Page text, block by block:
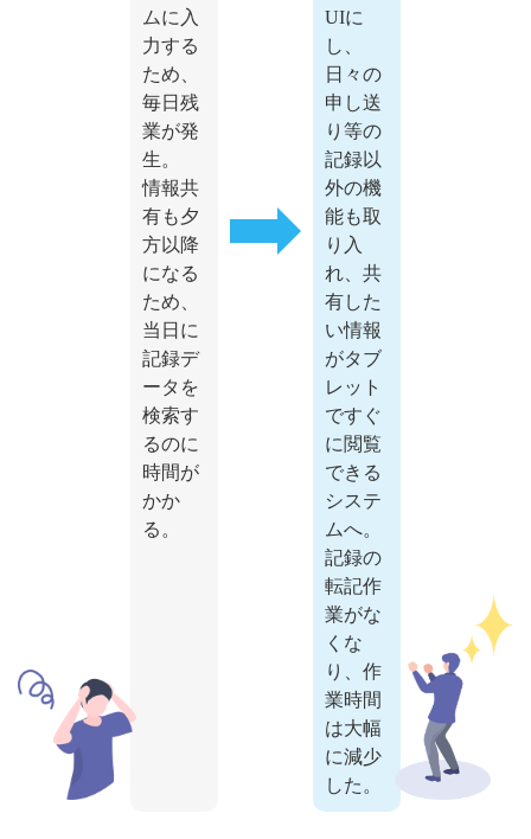
ムに入
力する
ため、
毎日残
業が発
生。
情報共
有も夕
方以降
になる
ため、
当日に
記録デ
ータを
検索す
るのに
時間が
かか
る。
UIに
し、
日々の
申し送
り等の
記録以
外の機
能も取
り入
れ、共
有した
い情報
がタブ
レット
ですぐ
に閲覧
できる
システ
ムへ。
記録の
転記作
業がな
くな
り、作
業時間
は大幅
に減少
した。